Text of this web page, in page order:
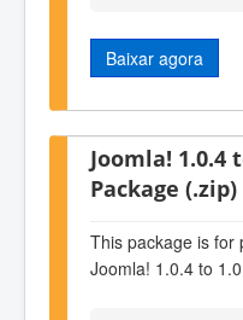
Baixar agora
Joomla! 1.0.4
Package (.zip)
This package is for
Joomla! 1.0.4 to